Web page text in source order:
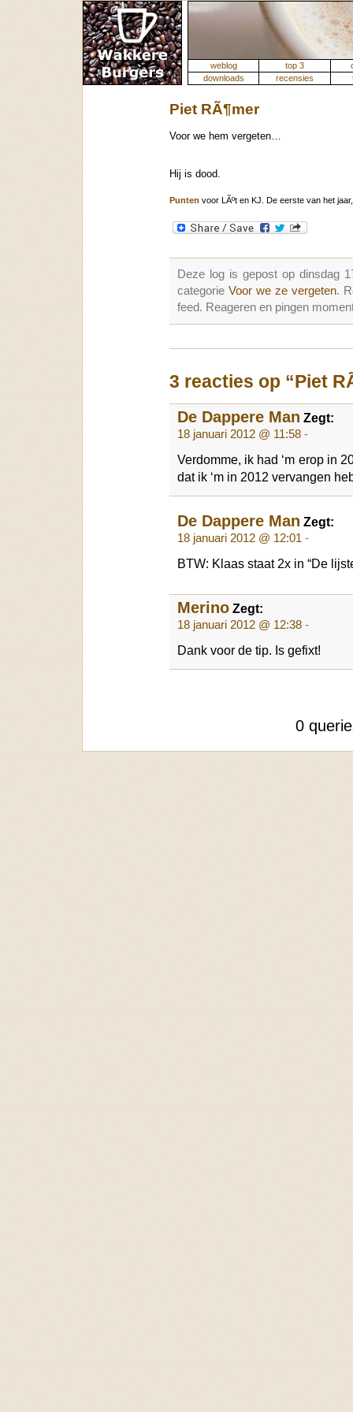
weblog top 3
downloads
recensies
Piet RÃ¶mer
Voor we hem vergeten…
Hij is dood.
Punten voor LÃºt en KJ. De eerste van het
Deze log is gepost op dinsdag
categorieVoor we ze vergeten.
feed. Reageren en pingen
3 reacties op “Piet
De Dappere Man Zegt:
18 januari 2012 @ 11:58 -
Verdomme, ik had ‘m erop in
dat ik ‘m in 2012 vervangen
De Dappere Man Zegt:
18 januari 2012 @ 12:01 -
BTW: Klaas staat 2x in “De
Merino Zegt:
18 januari 2012 @ 12:38 -
Dank voor de tip. Is gefixt!
0